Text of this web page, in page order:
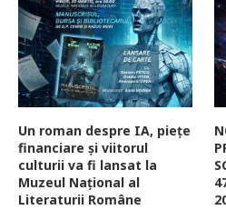
Un roman despre IA, piețe
financiare și viitorul
culturii va fi lansat la
Muzeul Național al
Literaturii Române